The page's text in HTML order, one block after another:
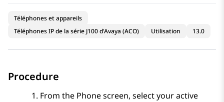
Téléphones et appareils
Téléphones IP de la série J100 d'Avaya (ACO)
Utilisation 13.0
Procedure
From the Phonescreen, select your active